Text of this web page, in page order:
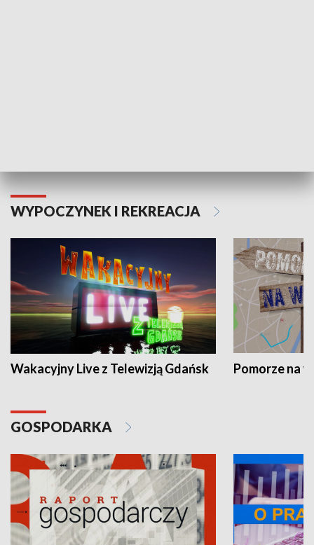
WYPOCZYNEK I REKREACJA
Wakacyjny Live z Telewizją Gdańsk Pomorze na
GOSPODARKA